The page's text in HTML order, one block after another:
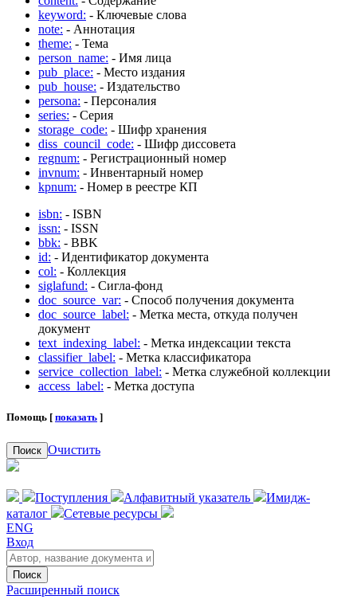
keyword: - Ключевые слова
note: - Аннотация
theme: - Тема
person_name: - Имя лица
pub_place: - Место издания
pub_house: - Издательство
persona: - Персоналия
series: - Серия
storage_code: - Шифр хранения
diss_council_code: - Шифр диссовета
regnum: - Регистрационный номер
invnum: - Инвентарный номер
kpnum: - Номер в реестре КП
isbn: - ISBN
issn: - ISSN
bbk: - BBK
id: - Идентификатор документа
col: - Коллекция
siglafund: - Сигла-фонд
doc_source_var: - Способ получения документа
doc_source_label: - Метка места, откуда получен
документ
text_indexing_label: - Метка индексации текста
classifier_label: - Метка классификатора
service_collection_label: - Метка служебной коллекции
access_label: - Метка доступа
Помощь [ показать ]
Поиск Очистить
Поступления Алфавитный указатель
Имидж-
каталог
Сетевые ресурсы
ENG
Вход
Поиск
Расширенный поиск